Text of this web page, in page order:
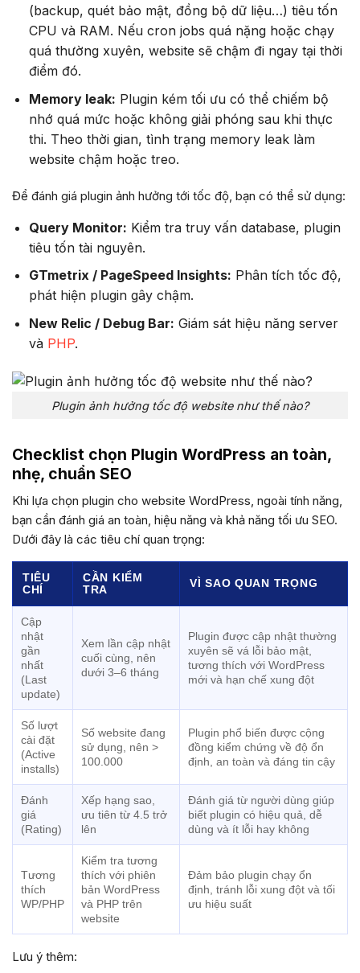
(backup, quét bảo mật, đồng bộ dữ liệu…) tiêu tốn
CPU và RAM. Nếu cron jobs quá nặng hoặc chạy
quá thường xuyên, website sẽ chậm đi ngay tại thời
điểm đó.
Memory leak: Plugin kém tối ưu có thể chiếm bộ
nhớ quá mức hoặc không giải phóng sau khi thực
thi. Theo thời gian, tình trạng memory leak làm
website chậm hoặc treo.
Để đánh giá plugin ảnh hưởng tới tốc độ, bạn có thể sử dụng:
Query Monitor: Kiểm tra truy vấn database, plugin
tiêu tốn tài nguyên.
GTmetrix / PageSpeed Insights: Phân tích tốc độ,
phát hiện plugin gây chậm.
New Relic / Debug Bar: Giám sát hiệu năng server
và PHP.
Plugin ảnh hưởng tốc độ website như thế nào?
Checklist chọn Plugin WordPress an toàn,
nhẹ, chuẩn SEO
Khi lựa chọn plugin cho website WordPress, ngoài tính năng,
bạn cần đánh giá an toàn, hiệu năng và khả năng tối ưu SEO.
Dưới đây là các tiêu chí quan trọng:
TIÊU
CHÍ
CẦN KIỂM
TRA
VÌ SAO QUAN TRỌNG
Cập
nhật
gần
nhất
(Last
update)
Xem lần cập nhật
cuối cùng, nên
dưới 3–6 tháng
Plugin được cập nhật thường
xuyên sẽ vá lỗi bảo mật,
tương thích với WordPress
mới và hạn chế xung đột
Số lượt
cài đặt
(Active
installs)
Số website đang
sử dụng, nên >
100.000
Plugin phổ biến được cộng
đồng kiểm chứng về độ ổn
định, an toàn và đáng tin cậy
Đánh
giá
(Rating)
Xếp hạng sao,
ưu tiên từ 4.5 trở
lên
Đánh giá từ người dùng giúp
biết plugin có hiệu quả, dễ
dùng và ít lỗi hay không
Tương
thích
WP/PHP
Kiểm tra tương
thích với phiên
bản WordPress
và PHP trên
website
Đảm bảo plugin chạy ổn
định, tránh lỗi xung đột và tối
ưu hiệu suất
Lưu ý thêm: